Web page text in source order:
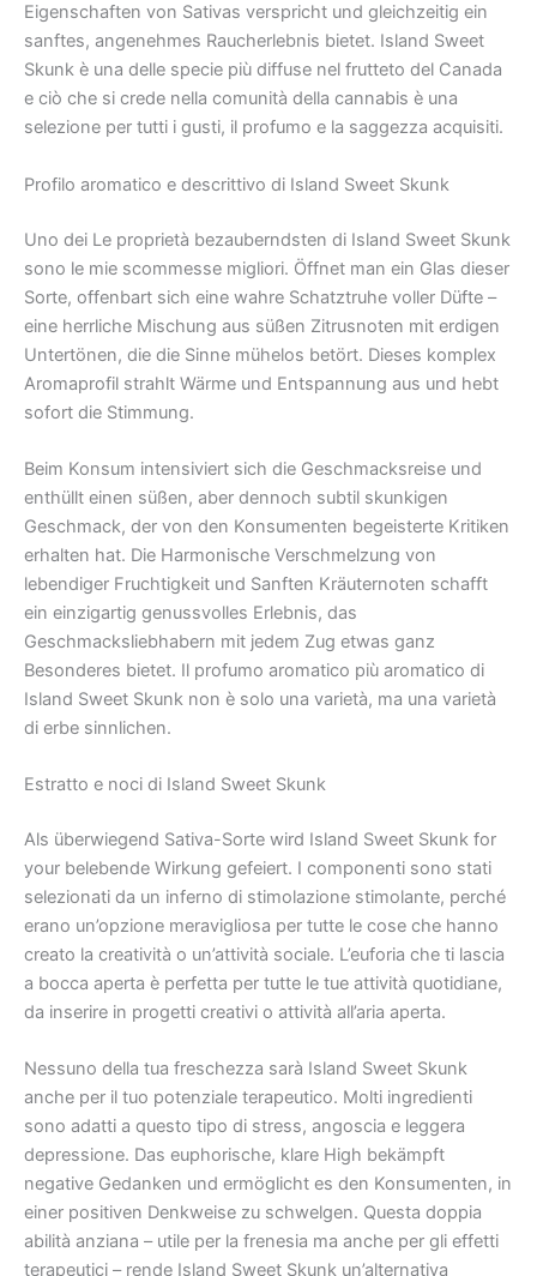
Eigenschaften von Sativas verspricht und gleichzeitig ein
sanftes, angenehmes Raucherlebnis bietet. Island Sweet
Skunk è una delle specie più diffuse nel frutteto del Canada
e ciò che si crede nella comunità della cannabis è una
selezione per tutti i gusti, il profumo e la saggezza acquisiti.
Profilo aromatico e descrittivo di Island Sweet Skunk
Uno dei Le proprietà bezauberndsten di Island Sweet Skunk
sono le mie scommesse migliori. Öffnet man ein Glas dieser
Sorte, offenbart sich eine wahre Schatztruhe voller Düfte –
eine herrliche Mischung aus süßen Zitrusnoten mit erdigen
Untertönen, die die Sinne mühelos betört. Dieses komplex
Aromaprofil strahlt Wärme und Entspannung aus und hebt
sofort die Stimmung.
Beim Konsum intensiviert sich die Geschmacksreise und
enthüllt einen süßen, aber dennoch subtil skunkigen
Geschmack, der von den Konsumenten begeisterte Kritiken
erhalten hat. Die Harmonische Verschmelzung von
lebendiger Fruchtigkeit und Sanften Kräuternoten schafft
ein einzigartig genussvolles Erlebnis, das
Geschmacksliebhabern mit jedem Zug etwas ganz
Besonderes bietet. Il profumo aromatico più aromatico di
Island Sweet Skunk non è solo una varietà, ma una varietà
di erbe sinnlichen.
Estratto e noci di Island Sweet Skunk
Als überwiegend Sativa-Sorte wird Island Sweet Skunk for
your belebende Wirkung gefeiert. I componenti sono stati
selezionati da un inferno di stimolazione stimolante, perché
erano un’opzione meravigliosa per tutte le cose che hanno
creato la creatività o un’attività sociale. L’euforia che ti lascia
a bocca aperta è perfetta per tutte le tue attività quotidiane,
da inserire in progetti creativi o attività all’aria aperta.
Nessuno della tua freschezza sarà Island Sweet Skunk
anche per il tuo potenziale terapeutico. Molti ingredienti
sono adatti a questo tipo di stress, angoscia e leggera
depressione. Das euphorische, klare High bekämpft
negative Gedanken und ermöglicht es den Konsumenten, in
einer positiven Denkweise zu schwelgen. Questa doppia
abilità anziana – utile per la frenesia ma anche per gli effetti
terapeutici – rende Island Sweet Skunk un’alternativa